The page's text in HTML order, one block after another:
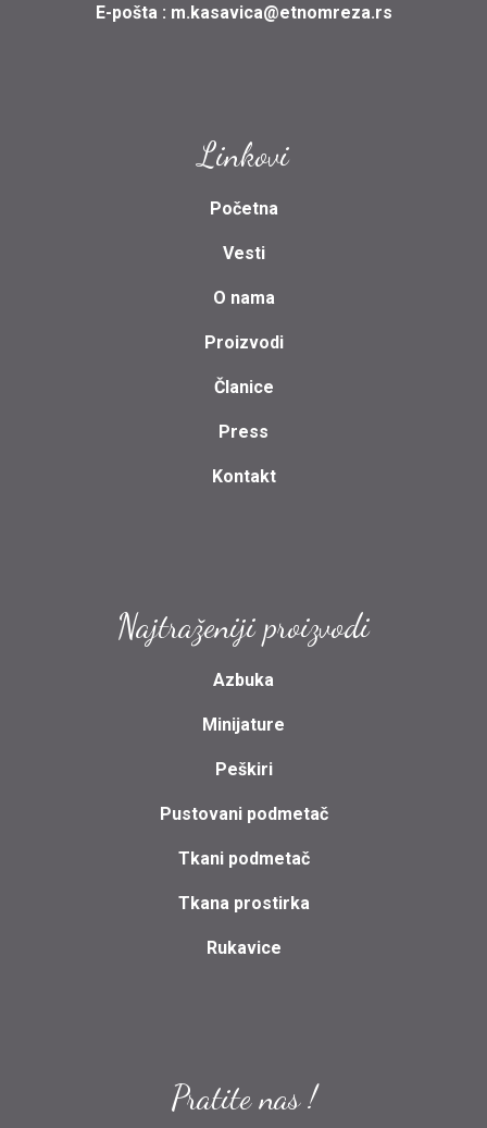
E-pošta : m.kasavica@etnomreza.rs
Linkovi
Početna
Vesti
O nama
Proizvodi
Članice
Press
Kontakt
Najtraženiji proizvodi
Azbuka
Minijature
Peškiri
Pustovani podmetač
Tkani podmetač
Tkana prostirka
Rukavice
Pratite nas !